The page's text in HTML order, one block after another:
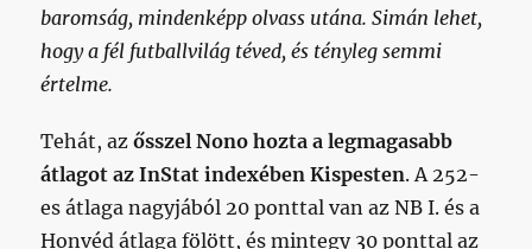
bejegyzéshez
baromság, mindenképp olvass utána. Simán lehet,
hogy a fél futballvilág téved, és tényleg semmi
értelme.
Tehát, azősszel Nono hozta a legmagasabb
átlagot az InStat indexében Kispesten. A 252-
es átlaga nagyjából 20 ponttal van az NB I. és a
Honvéd átlaga fölött, és mintegy 30 ponttal az